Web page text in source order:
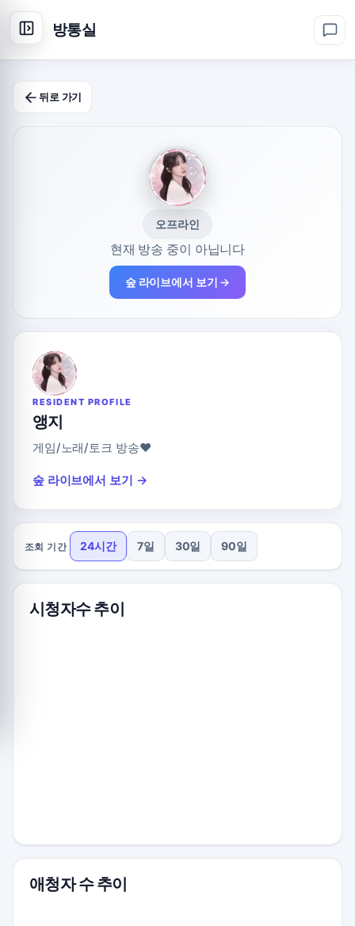
방통실
뒤로 가기
오프라인
현재 방송 중이 아닙니다
숲 라이브에서 보기 →
RESIDENT PROFILE
앵지
게임/노래/토크 방송♥
숲 라이브에서 보기 →
조회 기간 24시간 7일 30일 90일
시청자수 추이
애청자 수 추이